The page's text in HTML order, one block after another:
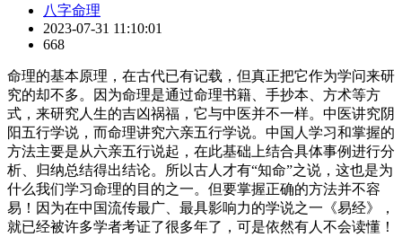
八字命理
2023-07-31 11:10:01
668
命理的基本原理，在古代已有记载，但真正把它作为学问来研
究的却不多。因为命理是通过命理书籍、手抄本、方术等方
式，来研究人生的吉凶祸福，它与中医并不一样。中医讲究阴
阳五行学说，而命理讲究六亲五行学说。中国人学习和掌握的
方法主要是从六亲五行说起，在此基础上结合具体事例进行分
析、归纳总结得出结论。所以古人才有“知命”之说，这也是为
什么我们学习命理的目的之一。但要掌握正确的方法并不容
易！因为在中国流传最广、最具影响力的学说之一《易经》，
就已经被许多学者考证了很多年了，可是依然有人不会读懂！